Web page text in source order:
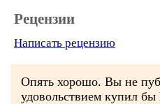
Рецензии
Написать рецензию
Опять хорошо. Вы не
удовольствием купил